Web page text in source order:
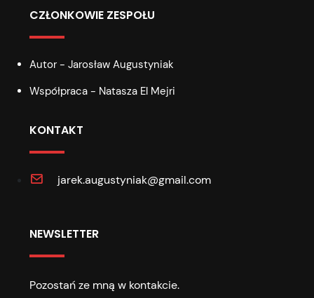
CZŁONKOWIE ZESPOŁU
Autor - Jarosław Augustyniak
Współpraca - Natasza El Mejri
KONTAKT
jarek.augustyniak@gmail.com
NEWSLETTER
Pozostań ze mną w kontakcie.